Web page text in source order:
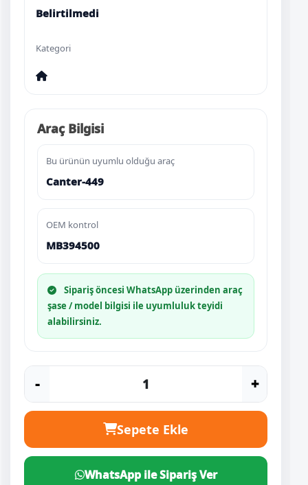
Belirtilmedi
Kategori
Araç Bilgisi
Bu ürünün uyumlu olduğu araç
Canter-449
OEM kontrol
MB394500
Sipariş öncesi WhatsApp üzerinden araç
şase / model bilgisi ile uyumluluk teyidi
alabilirsiniz.
- +
Sepete Ekle
WhatsApp ile Sipariş Ver